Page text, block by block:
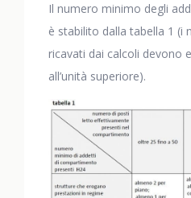
Il numero minimo degli
è stabilito dalla tabella 1 (i
ricavati dai calcoli devono
all’unità superiore).